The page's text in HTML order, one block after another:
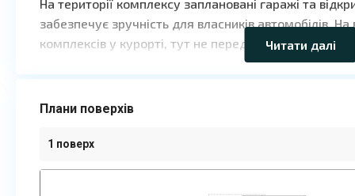
На території комплексу заплановані гаражі та
забезпечує зручність для власників автомобілів. На
комплексів у курорті, тут не передбачена такса
для покупців, які шукають нерухомість без
розташування і прозорі умови купівлі. Квартири
Доступна купівля в розстрочку безпосередньо від
Читати далі
Плани поверхів
1 поверх